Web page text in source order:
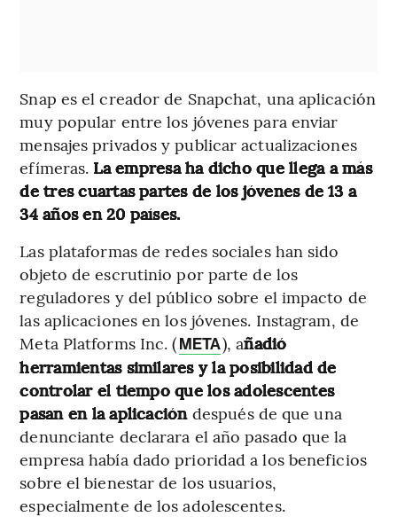
Snap es el creador de Snapchat, una aplicación
muy popular entre los jóvenes para enviar
mensajes privados y publicar actualizaciones
efímeras. La empresa ha dicho que llega a más
de tres cuartas partes de los jóvenes de 13 a
34 años en 20 países.
Las plataformas de redes sociales han sido
objeto de escrutinio por parte de los
reguladores y del público sobre el impacto de
las aplicaciones en los jóvenes. Instagram, de
Meta Platforms Inc. (META), añadió
herramientas similares y la posibilidad de
controlar el tiempo que los adolescentes
pasan en la aplicación después de que una
denunciante declarara el año pasado que la
empresa había dado prioridad a los beneficios
sobre el bienestar de los usuarios,
especialmente de los adolescentes.